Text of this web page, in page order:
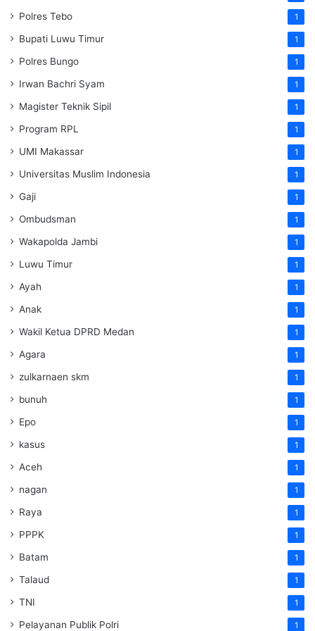
Polres Tebo 1
Bupati Luwu Timur 1
Polres Bungo 1
Irwan Bachri Syam 1
Magister Teknik Sipil 1
Program RPL 1
UMI Makassar 1
Universitas Muslim Indonesia 1
Gaji 1
Ombudsman 1
Wakapolda Jambi 1
Luwu Timur 1
Ayah 1
Anak 1
Wakil Ketua DPRD Medan 1
Agara 1
zulkarnaen skm 1
bunuh 1
Epo 1
kasus 1
Aceh 1
nagan 1
Raya 1
PPPK 1
Batam 1
Talaud 1
TNI 1
Pelayanan Publik Polri 1